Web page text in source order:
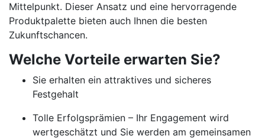
Mittelpunkt. Dieser Ansatz und eine hervorragende
Produktpalette bieten auch Ihnen die besten
Zukunftschancen.
Welche Vorteile erwarten Sie?
Sie erhalten ein attraktives und sicheres
Festgehalt
Tolle Erfolgsprämien – Ihr Engagement wird
wertgeschätzt und Sie werden am gemeinsamen